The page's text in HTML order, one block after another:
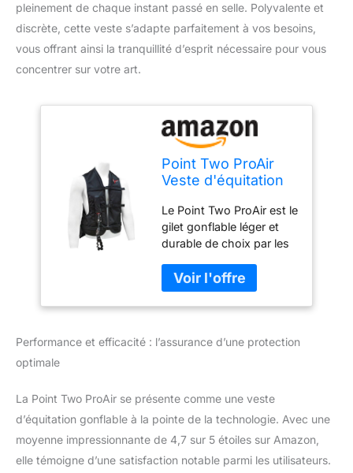
pleinement de chaque instant passé en selle. Polyvalente et
discrète, cette veste s’adapte parfaitement à vos besoins,
vous offrant ainsi la tranquillité d’esprit nécessaire pour vous
concentrer sur votre art.
Point Two ProAir
Veste d'équitation
Veste de sécurité
gonflable pour
équitation - Adulte
Medium *Bidon
vendu séparément*
Le Point Two ProAir est le
gilet gonflable léger et
durable de choix par les
monde Pour tout, du
piratage et de l'école aux
événements et au polo Il
pour protéger le
Performance et efficacité : l’assurance d’une protection
optimale
La Point Two ProAir se présente comme une veste
d’équitation gonflable à la pointe de la technologie. Avec une
moyenne impressionnante de 4,7 sur 5 étoiles sur Amazon,
elle témoigne d’une satisfaction notable parmi les utilisateurs.